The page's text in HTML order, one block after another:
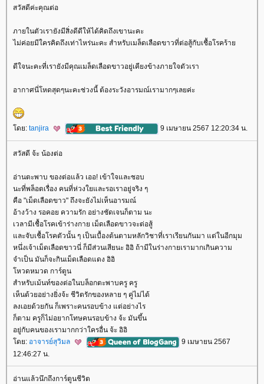
สวัสดีค่ะคุณต่อ
ภายในตัวเรายังมีสิ่งดีดีให้ได้คิดถึงเขานะคะ
ไม่ค่อยมีใครคิดถึงเท่าไหร่นะคะ สำหรับเมล็ดเลือดขาวที่ต่อสู้กับเชื้อโรคร้า
ดีใจนะคะที่เรายังมีคุณเมล็ดเลือดขาวอยู่เคียงข้างภายใจตัวเรา
อากาศนี่โหดสุดๆนะคะช่วงนี้ ต้องระวังอารมณ์เรามากๆเลยค่ะ
ดย: tanjira 9 เมษายน 2567 12:20:34 น.
สวัสดี จ้ะ น้องต่อ
อ่านตะพาบ ของต่อแล้ว เออ! เข้าใจและชอบ
นะที่พล็อตเรื่อง คนที่ห่วงใยและรอเราอยู่จริง ๆ
คือ "เม็ดเลือดขาว" ถึงจะยังไม่เห็นอารมณ์
อ้างว้าง รอคอย ความรัก อย่างชัดเจนก็ตาม นะ
เวลามีเชื้อโรคเข้าร่างกาย เม็ดเลือดขาวจะต่อสู้
ละจับเชื้อโรคตัวนั้น ๆ เป็นเบื้องต้นตามหลักวิชาที่เราเรียนกันมา แต่ในอีกมุม
หนึ่งเจ้าเม็ดเลือดขาวนี่ ก็มีส่วนเสียนะ อิอิ ถ้ามีในร่างกายเรามากเกินความ
จำเป็น มันก็จะกินเม็ดเลือดแดง อิอิ
หวดหมวด การ์ตูน
สำหรับเม้นท์ของต่อในบล็อกตะพาบครู ครู
เห็นด้วยอย่างยิ่งจ้ะ ชีวิตรักของหลาย ๆ คู่ไม่ได้
ลงเอยด้วยกัน ก็เพราะคนรอบข้าง แต่อย่างไร
ก็ตาม ครูก็ไม่อยากโทษคนรอบข้าง จ้ะ มันขึ้น
อยู่กับคนของเรามากกว่าใครอื่น จ้ะ อิอิ
ดย: อาจารย์สุวิมล
9 เมษายน 2567
12:46:27 น.
อ่านแล้วนึกถึงการ์ตูนชีวิต